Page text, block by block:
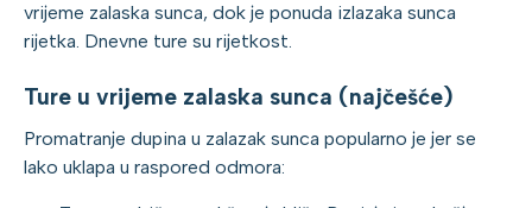
vrijeme zalaska sunca, dok je ponuda izlazaka sunca
rijetka. Dnevne ture su rijetkost.
Ture u vrijeme zalaska sunca (najčešće)
Promatranje dupina u zalazak sunca popularno je jer se
lako uklapa u raspored odmora: